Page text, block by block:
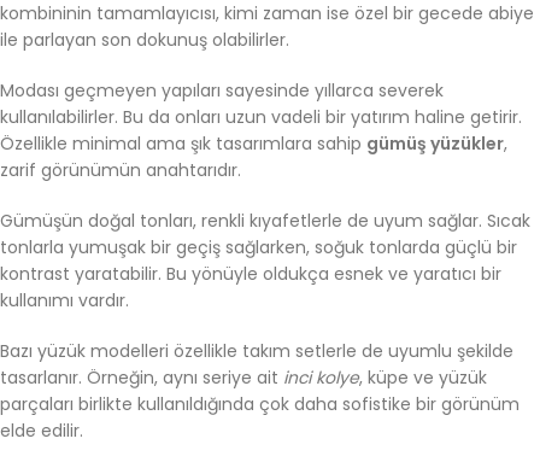
kombininin tamamlayıcısı, kimi zaman ise özel bir gecede abiye
ile parlayan son dokunuş olabilirler.
Modası geçmeyen yapıları sayesinde yıllarca severek
kullanılabilirler. Bu da onları uzun vadeli bir yatırım haline getirir.
Özellikle minimal ama şık tasarımlara sahip gümüş yüzükler,
zarif görünümün anahtarıdır.
Gümüşün doğal tonları, renkli kıyafetlerle de uyum sağlar. Sıcak
tonlarla yumuşak bir geçiş sağlarken, soğuk tonlarda güçlü bir
kontrast yaratabilir. Bu yönüyle oldukça esnek ve yaratıcı bir
kullanımı vardır.
Bazı yüzük modelleri özellikle takım setlerle de uyumlu şekilde
tasarlanır. Örneğin, aynı seriye ait inci kolye, küpe ve yüzük
parçaları birlikte kullanıldığında çok daha sofistike bir görünüm
elde edilir.